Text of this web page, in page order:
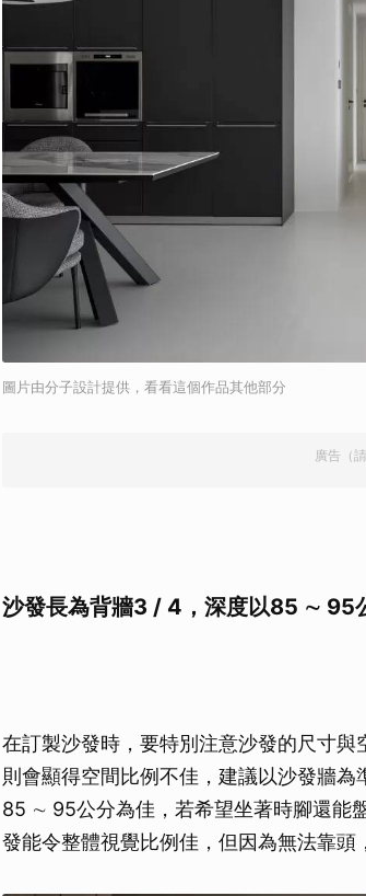
圖片由分子設計提供，看看這個作品其他部分
廣告（
沙發長為背牆3 / 4，深度以85 ∼ 95
在訂製沙發時，要特別注意沙發的尺寸
則會顯得空間比例不佳，建議以沙發牆
85 ∼ 95公分為佳，若希望坐著時腳還能
發能令整體視覺比例佳，但因為無法靠頭